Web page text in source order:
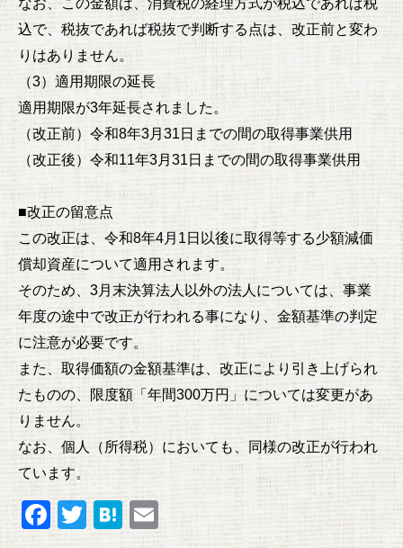
込で、税抜であれば税抜で判断する点は、改正前と変わ
りはありません。
（3）適用期限の延長
適用期限が3年延長されました。
（改正前）令和8年3月31日までの間の取得事業供用
（改正後）令和11年3月31日までの間の取得事業供用
■改正の留意点
この改正は、令和8年4月1日以後に取得等する少額減価
償却資産について適用されます。
そのため、3月末決算法人以外の法人については、事業
年度の途中で改正が行われる事になり、金額基準の判定
に注意が必要です。
また、取得価額の金額基準は、改正により引き上げられ
たものの、限度額「年間300万円」については変更があ
りません。
なお、個人（所得税）においても、同様の改正が行われ
ています。
F
T
H